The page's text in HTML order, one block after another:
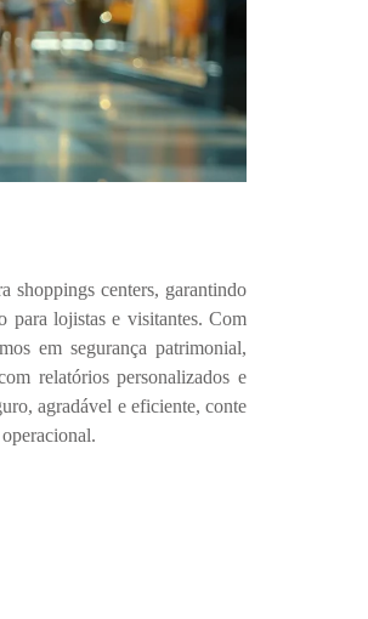
shoppings centers, garantindo
para lojistas e visitantes. Com
em segurança patrimonial,
relatórios personalizados e
agradável e eficiente, conte
.